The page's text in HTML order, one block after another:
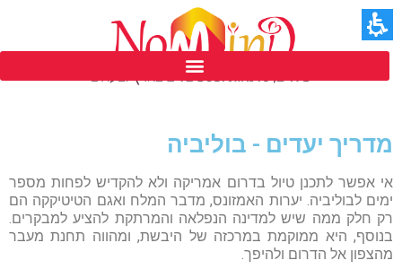
תחילתו
של
דף
לחץ
לאזור
מרכזי
תחילתו
של
דף
לחץ
לאזור
מרכזי
המרכזי,
באפשרותך
אנטר
כדי
לדלג
לאזור
הבא
מדריך יעדים - בוליביה
אי אפשר לתכנן טיול בדרום אמריקה ולא להקדיש לפחות מספר
ימים לבוליביה. יערות האמזונס, מדבר המלח ואגם הטיטיקקה הם
רק חלק ממה שיש למדינה הנפלאה והמרתקת להציע למבקרים.
בנוסף, היא ממוקמת במרכזה של היבשת, ומהווה תחנת מעבר
מהצפון אל הדרום ולהיפך.